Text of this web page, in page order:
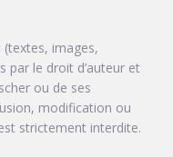
images,
par le droit d’auteur et
ou de ses
modification ou
strictement interdite.